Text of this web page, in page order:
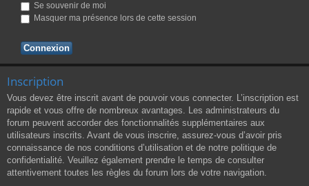
Se souvenir de moi
Masquer ma présence lors de cette session
Inscription
Vous devez être inscrit avant de pouvoir vous connecter. L’inscription est
rapide et vous offre de nombreux avantages. Les administrateurs du
forum peuvent accorder des fonctionnalités supplémentaires aux
utilisateurs inscrits. Avant de vous inscrire, assurez-vous d’avoir pris
connaissance de nos conditions d’utilisation et de notre politique de
confidentialité. Veuillez également prendre le temps de consulter
attentivement toutes les règles du forum lors de votre navigation.